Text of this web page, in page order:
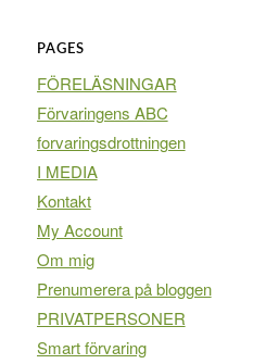
PAGES
FÖRELÄSNINGAR
Förvaringens ABC
forvaringsdrottningen
I MEDIA
Kontakt
My Account
Om mig
Prenumerera på bloggen
PRIVATPERSONER
Smart förvaring